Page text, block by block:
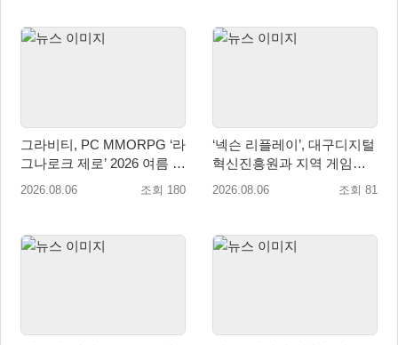
그라비티, PC MMORPG ‘라
그나로크 제로’ 2026 여름 프
로모션 진행!
2026.08.06 조회 180
‘넥슨 리플레이’, 대구디지털
혁신진흥원과 지역 게임산
업 육성 위한 업무협약 체결
2026.08.06 조회 81